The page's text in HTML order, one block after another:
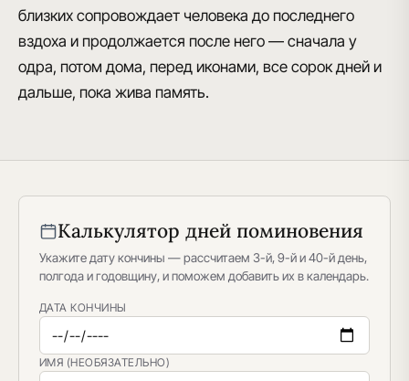
близких сопровождает человека до последнего
вздоха и продолжается после него — сначала у
одра, потом дома, перед иконами, все сорок дней и
дальше, пока жива память.
Калькулятор дней поминовения
Укажите дату кончины — рассчитаем 3-й, 9-й и 40-й день,
полгода и годовщину, и поможем добавить их в календарь.
ДАТА КОНЧИНЫ
ИМЯ (НЕОБЯЗАТЕЛЬНО)